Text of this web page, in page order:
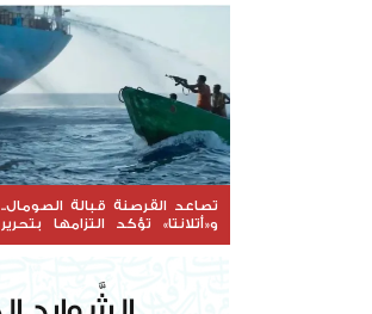
تصاعد القرصنة قبالة الصومال..
و«أتلانتا» تؤكد التزامها بتحرير
السفن المحتجزة